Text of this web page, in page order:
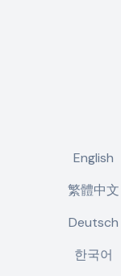
English
繁體中文
Deutsch
한국어